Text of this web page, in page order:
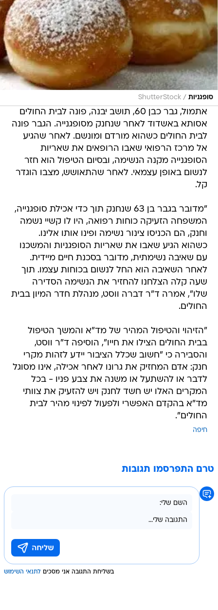
סופגניות /
ShutterStock
אתמול, גבר כבן 60, תושב יבנה, פונה לבית החולים
אסותא באשדוד לאחר שנחנק מסופגנייה. הגבר פונה
לבית החולים כשהוא מורדם ומונשם. לאחר שהגיע
אל מרכז הרפואי שאבו הרופאים את שאריות
הסופגנייה מקנה הנשימה, ובסיום הטיפול הוא חזר
לנשום באופן עצמאי. לאחר שהתאושש, מצבו הוגדר
קל.
"מדובר בגבר בן 63 שנחנק תוך כדי אכילת סופגנייה,
המשפחה הזעיקה כוחות רפואה, היו לו קשיי נשמה
וחנק, הם הכניסו צינור נשימה ופינו אותו אלינו.
כשהוא הגיע שאבו את שאריות הסופגניות והמשכנו
עם שאיבה נשימתית, מדובר בסכנת חיים מיידית.
לאחר השאיבה הוא החל לנשום בכוחות עצמו. תוך
שעה קלה הצלחנו להחזיר את הנשימה הסדירה
שלו", אמרה ד"ר דברה ווסט, מנהלת חדר המיון בבית
החולים.
"הזיהוי והטיפול המהיר של מד"א והמשך הטיפול
בבית החולים הצילו את חייו", הוסיפה ד"ר ווסט,
והסבירה כי "חשוב שכלל הציבור יידע לזהות מקרי
חנק: אדם המחזיק את גרונו לאחר אכילה, אינו מסוגל
לדבר או להשתעל או משנה את צבע פניו - בכל
המקרים האלו יש חשד לחנק ויש להזעיק את צוותי
מד"א בהקדם האפשרי ולפעול לפינוי מהיר לבית
החולים".
חיפה
טרם התפרסמו תגובות
בשליחת התגובה אני מסכים לתנאי השימוש